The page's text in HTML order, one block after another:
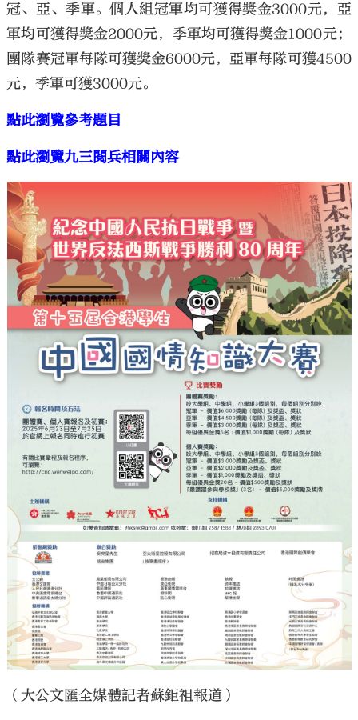
冠、亞、季軍。個人組冠軍均可獲得獎金3000元，亞
軍均可獲得獎金2000元，季軍均可獲得獎金1000元；
團隊賽冠軍每隊可獲獎金6000元，亞軍每隊可獲4500
元，季軍可獲3000元。
點此瀏覽參考題目
點此瀏覽九三閱兵相關內容
（大公文匯全媒體記者蘇鉅祖報道）